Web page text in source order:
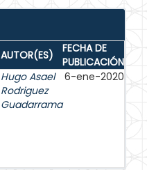
AUTOR(ES)
FECHA DE
PUBLICACIÓN
Hugo Asael
Rodriguez
Guadarrama
6-ene-2020